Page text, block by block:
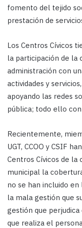
fomento del tejido
prestación de
Los Centros Cívicos
la participación de la
administración con
actividades y
apoyando las redes
pública; todo ello
Recientemente,
UGT, CCOO y CSIF
Centros Cívicos de la
municipal la
no se han incluido en
la mala gestión que
gestión que
que realiza el